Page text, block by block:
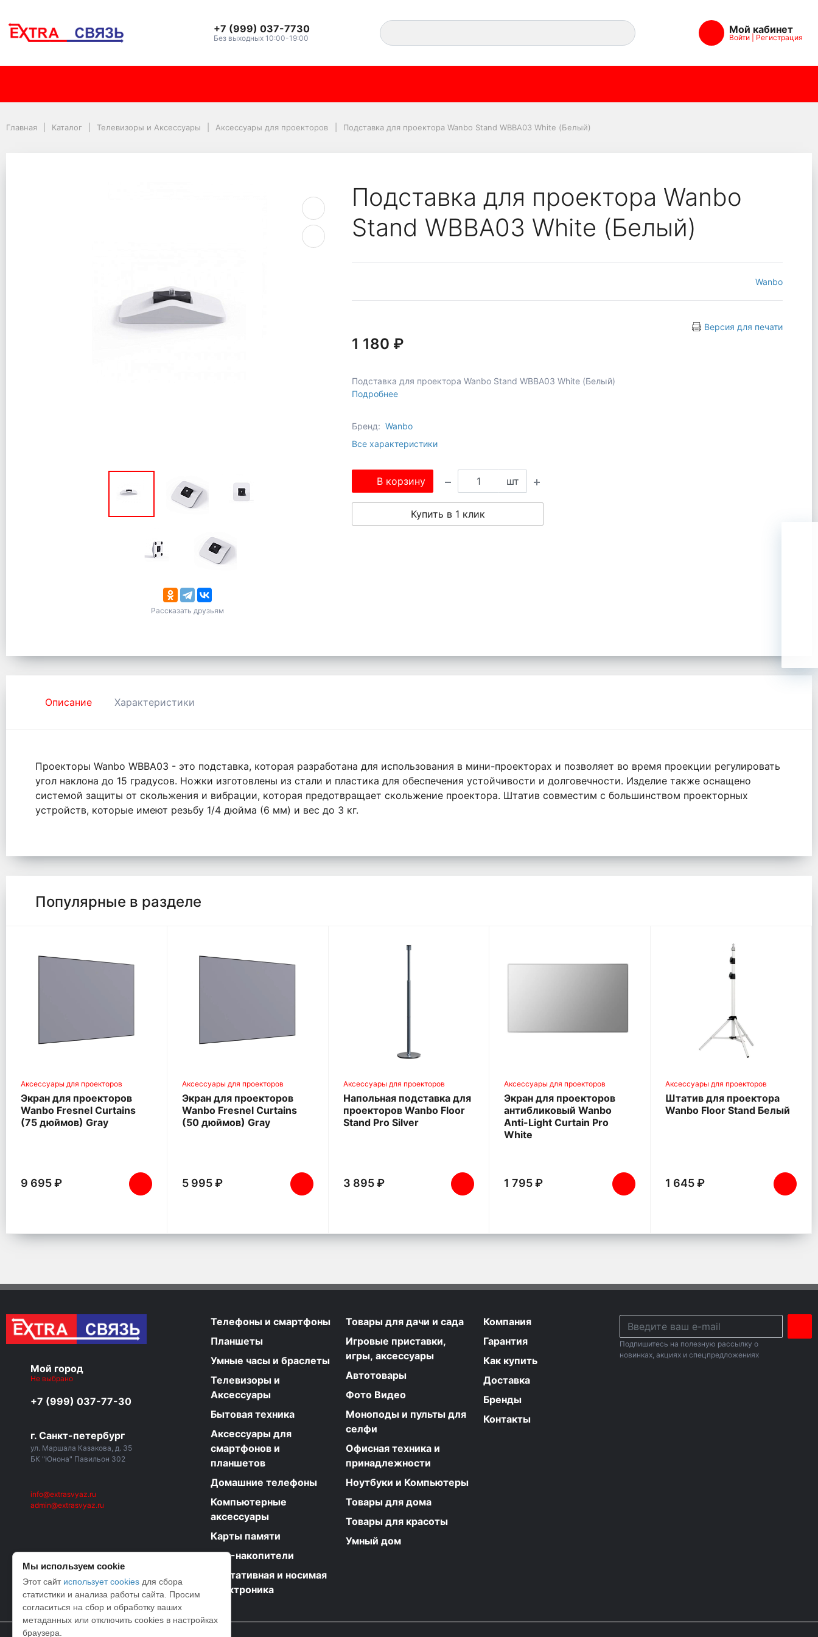
+7 (999) 037-7730
Без выходных 10:00-19:00
Мой кабинет
Войти Регистрация
Подставка для проектора Wanbo Stand WBBA03 White (Белый)
Главная Каталог Телевизоры и Аксессуары Аксессуары для проекторов Подставка для проектора Wanbo Stand WBBA03 White (Белый)
Рассказать друзьям
Подставка для проектора Wanbo
Stand WBBA03 White (Белый)
Wanbo
Версия для печати
1 180 ₽
Подставка для проектора Wanbo Stand WBBA03 White (Белый)
Подробнее
Бренд: Wanbo
Все характеристики
В корзину шт
Купить в 1 клик
Описание Характеристики
Проекторы Wanbo WBBA03 - это подставка, которая разработана для использования в мини-проекторах и позволяет во время проекции регулировать
угол наклона до 15 градусов. Ножки изготовлены из стали и пластика для обеспечения устойчивости и долговечности. Изделие также оснащено
системой защиты от скольжения и вибрации, которая предотвращает скольжение проектора. Штатив совместим с большинством проекторных
устройств, которые имеют резьбу 1/4 дюйма (6 мм) и вес до 3 кг.
Популярные в разделе
Аксессуары для проекторов
Экран для проекторов
Wanbo Fresnel Curtains
(75 дюймов) Gray
9 695 ₽
Аксессуары для проекторов
Экран для проекторов
Wanbo Fresnel Curtains
(50 дюймов) Gray
5 995 ₽
Аксессуары для проекторов
Напольная подставка для
проекторов Wanbo Floor
Stand Pro Silver
3 895 ₽
Аксессуары для проекторов
Экран для проекторов
антибликовый Wanbo
Anti-Light Curtain Pro
White
1 795 ₽
Аксессуары для проекторов
Штатив для проектора
Wanbo Floor Stand Белый
1 645 ₽
Мой город
Не выбрано
+7 (999) 037-77-30
г. Санкт-петербург
ул. Маршала Казакова, д. 35
БК "Юнона" Павильон 302
info@extrasvyaz.ru
admin@extrasvyaz.ru
Телефоны и смартфоны
Планшеты
Умные часы и браслеты
Телевизоры и
Аксессуары
Бытовая техника
Аксессуары для
смартфонов и
планшетов
Домашние телефоны
Компьютерные
аксессуары
Карты памяти
USB-накопители
Портативная и носимая
электроника
Товары для дачи и сада
Игровые приставки,
игры, аксессуары
Автотовары
Фото Видео
Моноподы и пульты для
селфи
Офисная техника и
принадлежности
Ноутбуки и Компьютеры
Товары для дома
Товары для красоты
Умный дом
Компания
Гарантия
Как купить
Доставка
Бренды
Контакты
Подпишитесь на полезную рассылку о
новинках, акциях и спецпредложениях
Мы используем cookie
Этот сайт использует cookies для сбора
статистики и анализа работы сайта. Просим
согласиться на сбор и обработку ваших
метаданных или отключить cookies в настройках
браузера.